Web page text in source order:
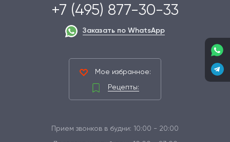
+7 (495) 877-30-33
Заказать по WhatsApp
Мое избранное:
Рецепты:
Прием звонков в будни: 10:00 - 20:00